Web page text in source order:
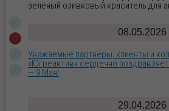
зелёный оливковый краситель для
08.05.2026
Уважаемые партнёры, клиенты и
«Югреактив» сердечно
— 9 Мая!
29.04.2026